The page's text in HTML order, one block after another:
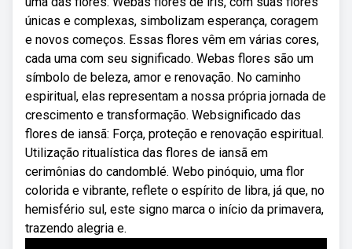
únicas e complexas, simbolizam esperança, coragem
e novos começos. Essas flores vêm em várias cores,
cada uma com seu significado. Webas flores são um
símbolo de beleza, amor e renovação. No caminho
espiritual, elas representam a nossa própria jornada de
crescimento e transformação. Websignificado das
flores de iansã: Força, proteção e renovação espiritual.
Utilização ritualística das flores de iansã em
cerimônias do candomblé. Webo pinóquio, uma flor
colorida e vibrante, reflete o espírito de libra, já que, no
hemisfério sul, este signo marca o início da primavera,
trazendo alegria e.